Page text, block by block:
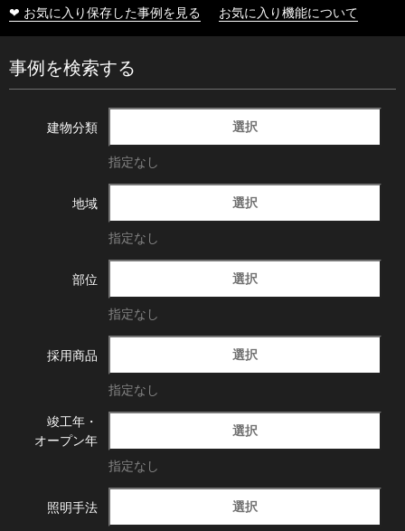
❤ お気に入り保存した事例を見る お気に入り機能について
事例を検索する
建物分類 選択
指定なし
地域 選択
指定なし
部位 選択
指定なし
採用商品 選択
指定なし
竣工年・
オープン年
選択
指定なし
照明手法 選択